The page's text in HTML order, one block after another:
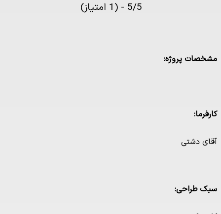
5/5 - (1 امتیاز)
مشخصات پروژه:
کارفرما:
آقای دشتی
سبک طراحی: